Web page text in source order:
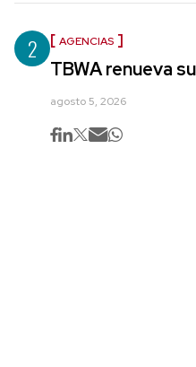
2 AGENCIAS
TBWA renueva
agosto 5, 2026